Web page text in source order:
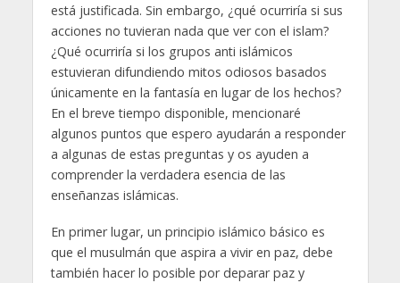
está justificada. Sin embargo, ¿qué ocurriría si sus
acciones no tuvieran nada que ver con el islam?
¿Qué ocurriría si los grupos anti islámicos
estuvieran difundiendo mitos odiosos basados
únicamente en la fantasía en lugar de los hechos?
En el breve tiempo disponible, mencionaré
algunos puntos que espero ayudarán a responder
a algunas de estas preguntas y os ayuden a
comprender la verdadera esencia de las
enseñanzas islámicas.
En primer lugar, un principio islámico básico es
que el musulmán que aspira a vivir en paz, debe
también hacer lo posible por deparar paz y